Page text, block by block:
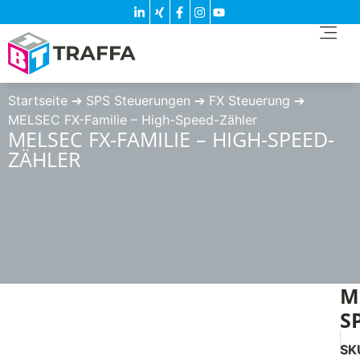
Startseite ➔ SPS Steuerungen ➔ FX Steuerung ➔
MELSEC FX-Familie – High-Speed-Zähler
MELSEC FX-FAMILIE – HIGH-SPEED-
ZÄHLER